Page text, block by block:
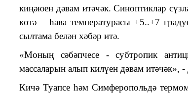
киңәюен дәвам итәчәк. Синоптиклар
көтә – һава температурасы +5..+7
сылтама белән хәбәр итә.
«Моның сәбәпчесе - субтропик
массаларын алып килүен дәвам итәчәк», -
Кичә Туапсе һәм Симферопольдә